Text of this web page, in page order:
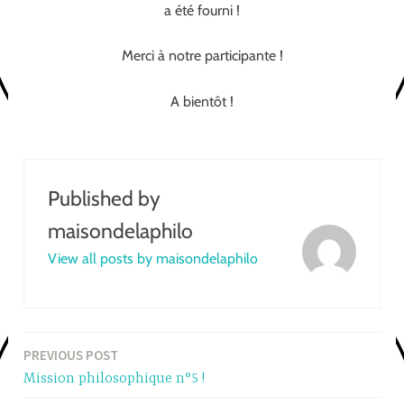
a été fourni !
Merci à notre participante !
A bientôt !
Published by
maisondelaphilo
View all posts by maisondelaphilo
Post
navigation
PREVIOUS POST
Mission philosophique n°5 !